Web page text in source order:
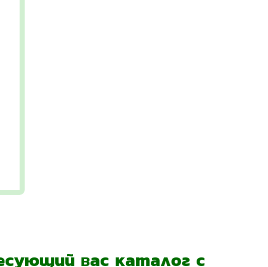
вас каталог с